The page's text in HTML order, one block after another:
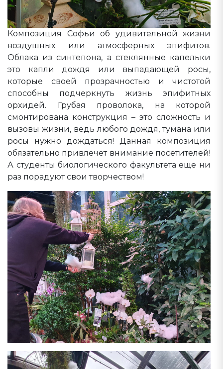
Композиция Софьи об удивительной жизни
воздушных или атмосферных эпифитов.
Облака из синтепона, а стеклянные капельки
это капли дождя или выпадающей росы,
которые своей прозрачностью и чистотой
способны подчеркнуть жизнь эпифитных
орхидей. Грубая проволока, на которой
смонтирована конструкция – это сложность и
вызовы жизни, ведь любого дождя, тумана или
росы нужно дождаться! Данная композиция
обязательно привлечет внимание посетителей!
А студенты биологического факультета еще ни
раз порадуют свои творчеством!